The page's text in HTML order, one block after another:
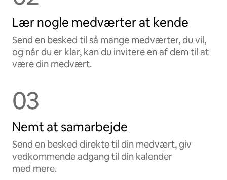
Lær nogle medværter at kende
Send en besked til så mange medværter, du vil,
og når du er klar, kan du invitere en af dem til at
være din medvært.
03
Nemt at samarbejde
Send en besked direkte til din medvært, giv
vedkommende adgang til din kalender
med mere.